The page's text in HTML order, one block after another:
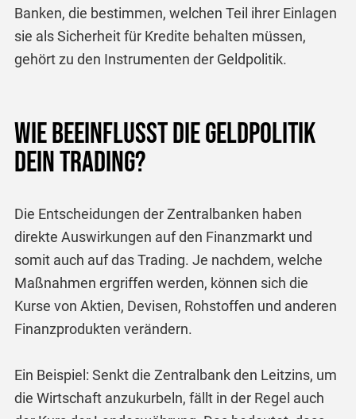
Banken, die bestimmen, welchen Teil ihrer Einlagen
sie als Sicherheit für Kredite behalten müssen,
gehört zu den Instrumenten der Geldpolitik.
Wie beeinflusst die Geldpolitik
dein Trading?
Die Entscheidungen der Zentralbanken haben
direkte Auswirkungen auf den Finanzmarkt und
somit auch auf das Trading. Je nachdem, welche
Maßnahmen ergriffen werden, können sich die
Kurse von Aktien, Devisen, Rohstoffen und anderen
Finanzprodukten verändern.
Ein Beispiel: Senkt die Zentralbank den Leitzins, um
die Wirtschaft anzukurbeln, fällt in der Regel auch